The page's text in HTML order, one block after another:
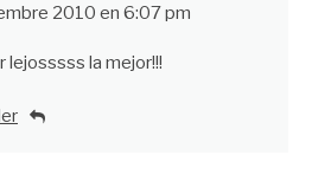
2010 en 6:07 pm
lejosssss la mejor!!!